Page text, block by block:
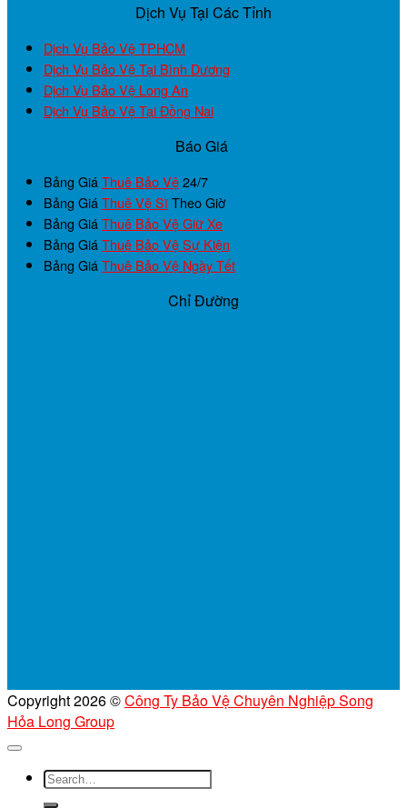
Dịch Vụ Tại Các Tỉnh
Dịch Vụ Bảo Vệ TPHCM
Dịch Vụ Bảo Vệ Tại Bình Dương
Dịch Vụ Bảo Vệ Long An
Dịch Vụ Bảo Vệ Tại Đồng Nai
Báo Giá
Bảng Giá Thuê Bảo Vệ24/7
Bảng Giá Thuê Vệ SĩTheo Giờ
Bảng Giá Thuê Bảo Vệ Giữ Xe
Bảng Giá Thuê Bảo Vệ Sự Kiện
Bảng Giá Thuê Bảo Vệ Ngày Tết
Chỉ Đường
Copyright 2026 ©Công Ty Bảo Vệ Chuyên Nghiệp Song
Hỏa Long Group